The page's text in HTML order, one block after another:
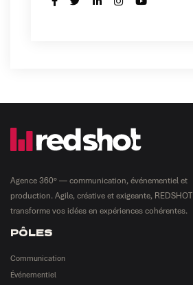
Agence 360° — communication, événementiel et
production. Agile, créative et exigeante, REDSHOT
transforme vos idées en expériences cohérentes.
PÔLES
Communication
Événementiel